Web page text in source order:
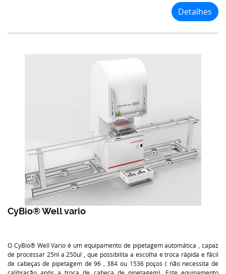
Detalhes
CyBio® Well vario
O CyBio® Well Vario é um equipamento de pipetagem automática , capaz
de processar 25nl a 250ul , que possibilita a escolha e troca rápida e fácil
de cabeças de pipetagem de 96 , 384 ou 1536 poços ( não necessita de